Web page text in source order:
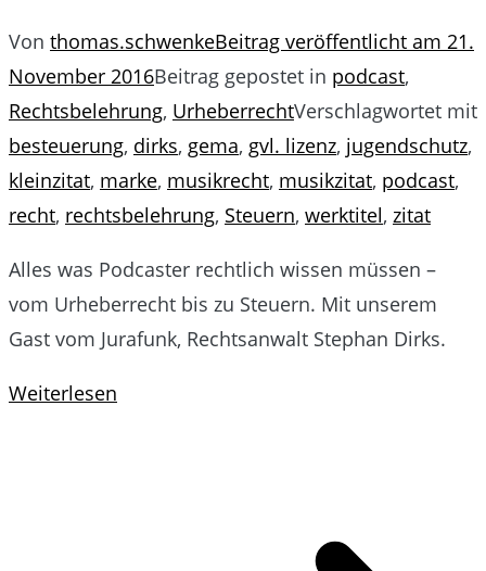
Von thomas.schwenkeBeitrag veröffentlicht am 21.
November 2016Beitrag gepostet in podcast,
Rechtsbelehrung, UrheberrechtVerschlagwortet mit
besteuerung, dirks, gema, gvl. lizenz, jugendschutz,
kleinzitat, marke, musikrecht, musikzitat, podcast,
recht, rechtsbelehrung, Steuern, werktitel, zitat
Alles was Podcaster rechtlich wissen müssen –
vom Urheberrecht bis zu Steuern. Mit unserem
Gast vom Jurafunk, Rechtsanwalt Stephan Dirks.
Weiterlesen